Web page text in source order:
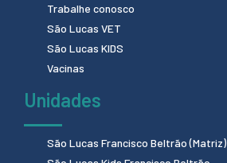
Trabalhe conosco
São Lucas VET
São Lucas KIDS
Vacinas
Unidades
São Lucas Francisco Beltrão (Matriz)